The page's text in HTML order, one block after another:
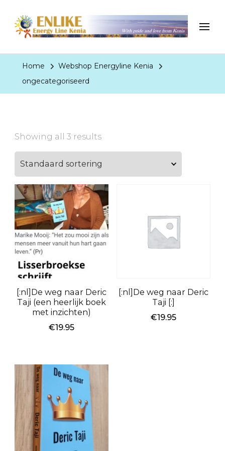
EnergyLineKenia
With pride and love from Kenia
Home
Webshop Energyline Kenia
ongecategoriseerd
Showing all 3 results
[:nl]De weg naar Deric
Taji (een heerlijk boek
met inzichten)
€19.95
[:nl]De weg naar Deric
Taji [:]
€19.95